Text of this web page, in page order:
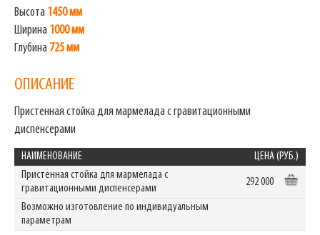
Высота 1450 мм
Ширина 1000 мм
Глубина 725 мм
ОПИСАНИЕ
Пристенная стойка для мармелада с гравитационными
диспенсерами
НАИМЕНОВАНИЕ
ЦЕНА (РУБ.)
Пристенная стойка для мармелада с
гравитационными диспенсерами
292 000
Возможно изготовление по индивидуальным
параметрам